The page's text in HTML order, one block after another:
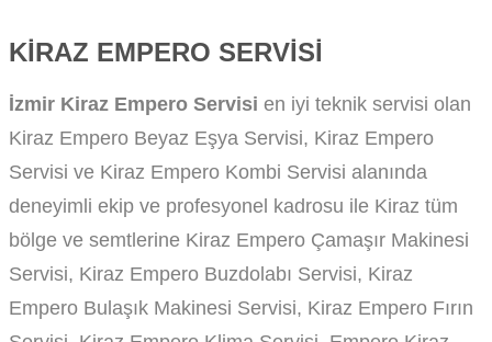
KIRAZ EMPERO SERVISI
İzmir Kiraz Empero Servisi en iyi teknik servisi olan
Kiraz Empero Beyaz Eşya Servisi, Kiraz Empero
Servisi ve Kiraz Empero Kombi Servisi alanında
deneyimli ekip ve profesyonel kadrosu ile Kiraz tüm
bölge ve semtlerine Kiraz Empero Çamaşır Makinesi
Servisi, Kiraz Empero Buzdolabı Servisi, Kiraz
Empero Bulaşık Makinesi Servisi, Kiraz Empero Fırın